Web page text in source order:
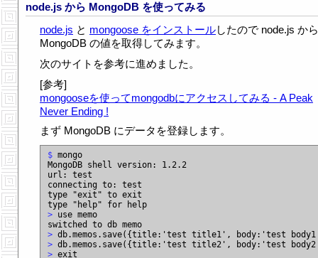
node.js から MongoDB を使ってみる
node.js と mongoose をインストールしたので node.js から
MongoDB の値を取得してみます。
次のサイトを参考に進めました。
[参考]
mongooseを使ってmongodbにアクセスしてみる - A Peak
Never Ending !
まず MongoDB にデータを登録します。
$ mongo
MongoDB shell version: 1.2.2
url: test
connecting to: test
type "exit" to exit
> use memo
>
>
>